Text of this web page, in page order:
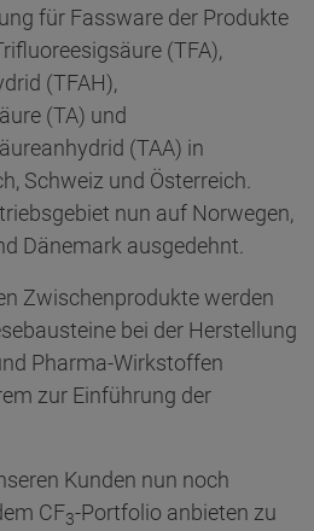
für Fassware der Produkte
(TFA),
(TFAH),
(TA) und
(TAA) in
Schweiz und Österreich.
nun auf Norwegen,
Dänemark ausgedehnt.
Zwischenprodukte werden
bei der Herstellung
Pharma-Wirkstoffen
zur Einführung der
Kunden nun noch
CF3-Portfolio anbieten zu